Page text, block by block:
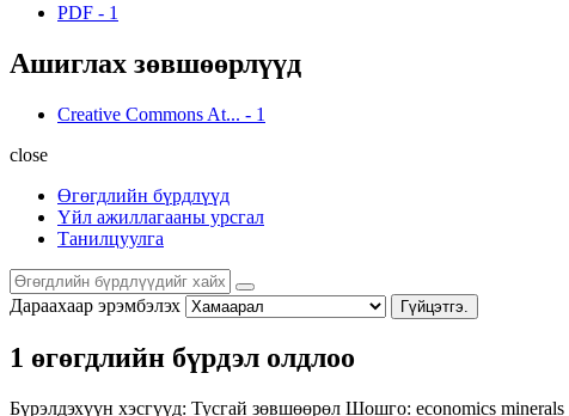
PDF - 1
Ашиглах зөвшөөрлүүд
Creative Commons At... - 1
close
Өгөгдлийн бүрдлүүд
Үйл ажиллагааны урсгал
Танилцуулга
Дараахаар эрэмбэлэх Гүйцэтгэ.
1 өгөгдлийн бүрдэл олдлоо
Бүрэлдэхүүн хэсгүүд: Тусгай зөвшөөрөл Шошго: economics minerals